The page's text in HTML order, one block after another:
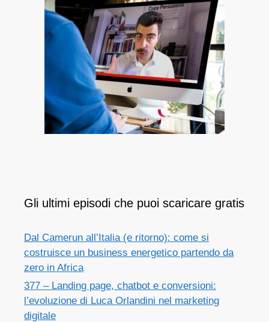
Gli ultimi episodi che puoi scaricare gratis
Dal Camerun all’Italia (e ritorno): come si
costruisce un business energetico partendo da
zero in Africa
377 – Landing page, chatbot e conversioni:
l’evoluzione di Luca Orlandini nel marketing
digitale